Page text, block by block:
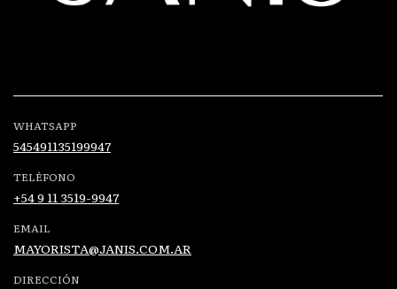
WHATSAPP
545491135199947
TELÉFONO
+54 9 11 3519-9947
EMAIL
MAYORISTA@JANIS.COM.AR
DIRECCIÓN